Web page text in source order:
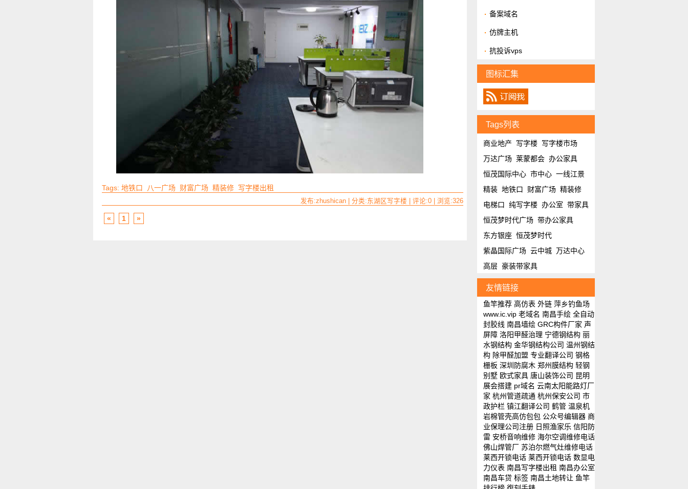
Tags:地铁口 八一广场 财富广场 精装修 写字楼出租
发布:zhushican | 分类:东湖区写字楼 | 评论:0 | 浏览:326
« 1 »
备案域名
仿牌主机
抗投诉vps
图标汇集
Tags列表
商业地产 写字楼 写字楼市场
万达广场 莱蒙都会 办公家具
恒茂国际中心 市中心 一线江景
精装 地铁口 财富广场 精装修
电梯口 纯写字楼 办公室 带家具
恒茂梦时代广场 带办公家具
东方银座 恒茂梦时代
紫晶国际广场 云中城 万达中心
高层 豪装带家具
友情链接
鱼竿推荐 高仿表 外链 萍乡钓鱼场
www.ic.vip 老域名 南昌手绘 全自动
封胶线 南昌墙绘 GRC构件厂家 声
屏障 洛阳甲醛治理 宁德钢结构 丽
水钢结构 金华钢结构公司 温州钢结
构 除甲醛加盟 专业翻译公司 钢格
栅板 深圳防腐木 郑州膜结构 轻钢
别墅 欧式家具 唐山装饰公司 昆明
展会搭建 pr域名 云南太阳能路灯厂
家 杭州管道疏通 杭州保安公司 市
政护栏 镇江翻译公司 鹤管 温泉机
岩棉管壳高仿包包 公众号编辑器 商
业保理公司注册 日照渔家乐 信阳防
雷 安桥音响维修 海尔空调维修电话
佛山焊管厂 苏泊尔燃气灶维修电话
莱西开锁电话 莱西开锁电话 数显电
力仪表 南昌写字楼出租 南昌办公室
南昌车贷 标签 南昌土地转让 鱼竿